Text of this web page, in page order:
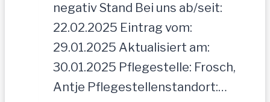
negativ Stand Bei uns ab/seit:
22.02.2025 Eintrag vom:
29.01.2025 Aktualisiert am:
30.01.2025 Pflegestelle: Frosch,
Antje Pflegestellenstandort:…